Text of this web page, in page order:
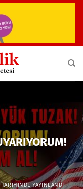
TARIHINDE YAYINLANDI